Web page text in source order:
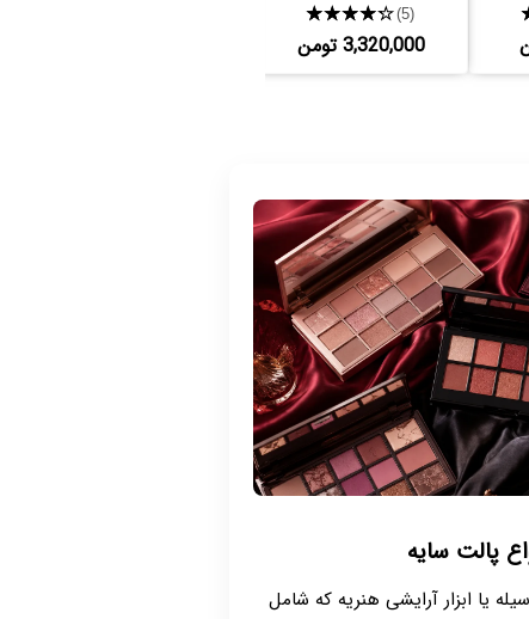
★★★★★(5)
3,320,000 تومن
پالت سایه
یا ابزار آرایشی‌ هنریه که شامل